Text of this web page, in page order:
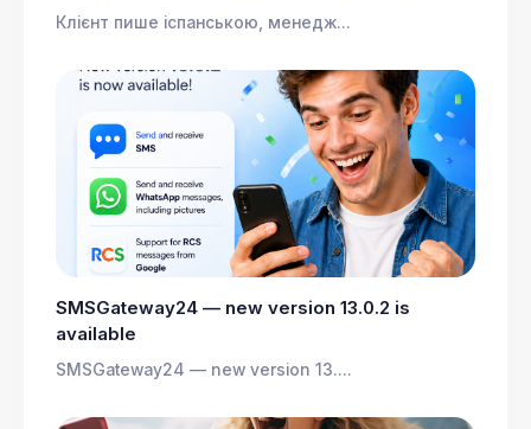
Клієнт пише іспанською, менедж...
SMSGateway24 — new version 13.0.2 is
available
SMSGateway24 — new version 13....